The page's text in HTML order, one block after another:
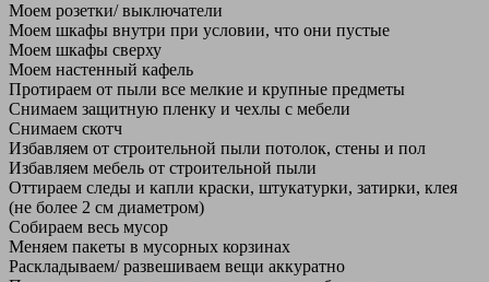
Моем розетки/ выключатели
Моем шкафы внутри при условии, что они пустые
Моем шкафы сверху
Моем настенный кафель
Протираем от пыли все мелкие и крупные предметы
Снимаем защитную пленку и чехлы с мебели
Снимаем скотч
Избавляем от строительной пыли потолок, стены и пол
Избавляем мебель от строительной пыли
Оттираем следы и капли краски, штукатурки, затирки, клея
(не более 2 см диаметром)
Собираем весь мусор
Меняем пакеты в мусорных корзинах
Раскладываем/ развешиваем вещи аккуратно